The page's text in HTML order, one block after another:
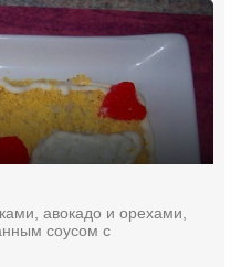
авокадо и орехами,
соусом с